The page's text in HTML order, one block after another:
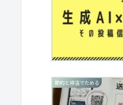
節約と得活でためる